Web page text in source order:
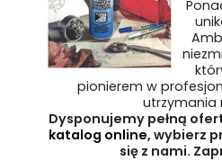
pionierem w
utrzymania
Dysponujemy pełną
katalog online, wybierz
się z nami.